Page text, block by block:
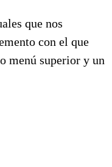
que nos
con el que
menú superior y un